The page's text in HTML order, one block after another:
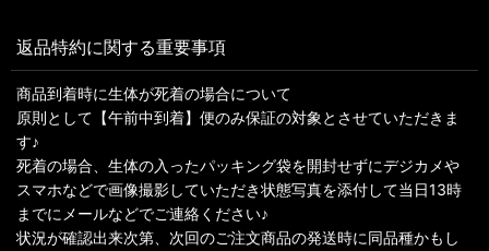
返品特約に関する重要事項
商品到着時に生体が死着の場合について
原則として【午前中到着】便のみ保証の対象とさせていただきま
す♪
死着の場合、生体の入ったパッキング袋を開封せずにデジカメや
スマホなどで画像撮影していただき状態写真を添付して当日13時
までにメールなどでご連絡ください♪
状況が確認出来次第、次回のご注文商品の発送時に同品種かもし